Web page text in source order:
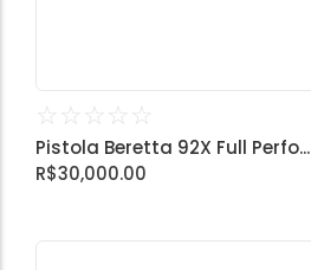
☆ ☆ ☆ ☆ ☆
Pistola Beretta 92X Full Perfo...
R$30,000.00